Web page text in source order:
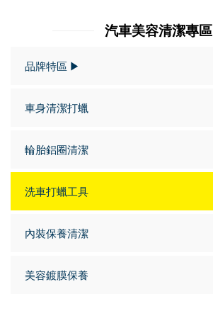
汽車美容清潔專區
品牌特區 ▶
車身清潔打蠟
輪胎鋁圈清潔
洗車打蠟工具
內裝保養清潔
美容鍍膜保養